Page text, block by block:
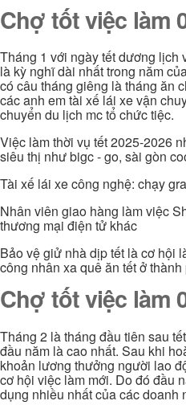
Chợ tốt việc làm
Tháng 1 với ngày tết dương lịch
là kỳ nghĩ dài nhất trong năm
có câu tháng giêng là tháng ăn
các anh em tài xế lái xe vận
chuyển du lịch mc tổ chức tiệc.
Việc làm thời vụ tết 2025-2026
siêu thị như bigc - go, sài gòn
Tài xế lái xe công nghệ: chạy
Nhân viên giao hàng làm việc
thương mại điện tử khác
Bảo vệ giử nhà dịp tết là cơ hội
công nhân xa quê ăn tết ở
Chợ tốt việc làm
Tháng 2 là tháng đầu tiên sau
đầu năm là cao nhất. Sau khi
khoản lương thưởng người lao
cơ hội việc làm mới. Do đó đầu
dụng nhiều nhất của các doanh